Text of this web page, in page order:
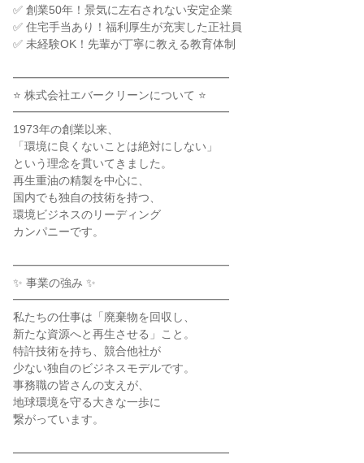
✅ 創業50年！景気に左右されない安定企業
✅ 住宅手当あり！福利厚生が充実した正社員
✅ 未経験OK！先輩が丁寧に教える教育体制
━━━━━━━━━━━━━━━━━━━
⭐ 株式会社エバークリーンについて ⭐
━━━━━━━━━━━━━━━━━━━
1973年の創業以来、
「環境に良くないことは絶対にしない」
という理念を貫いてきました。
再生重油の精製を中心に、
国内でも独自の技術を持つ、
環境ビジネスのリーディング
カンパニーです。
━━━━━━━━━━━━━━━━━━━
✨ 事業の強み ✨
━━━━━━━━━━━━━━━━━━━
私たちの仕事は「廃棄物を回収し、
新たな資源へと再生させる」こと。
特許技術を持ち、競合他社が
少ない独自のビジネスモデルです。
事務職の皆さんの支えが、
地球環境を守る大きな一歩に
繋がっています。
━━━━━━━━━━━━━━━━━━━